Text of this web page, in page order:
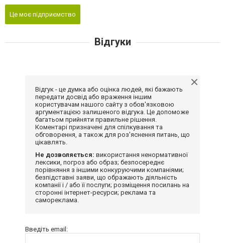
Це моє підприємство
Відгуки
Відгук - це думка або оцінка людей, які бажають
передати досвід або враження іншим
користувачам нашого сайту з обов'язковою
аргументацією залишеного відгука. Це допоможе
багатьом прийняти правильне рішення.
Коментарі призначені для спілкування та
обговорення, а також для роз'яснення питань, що
цікавлять.
Не дозволяється: використання ненормативної
лексики, погроз або образ; безпосереднє
порівняння з іншими конкуруючими компаніями;
безпідставні заяви, що ображають діяльність
компанії і / або її послуги; розміщення посилань на
сторонні інтернет-ресурси; реклама та
самореклама.
Введіть email: